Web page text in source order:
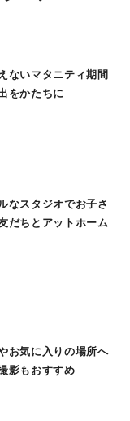
ないマタニティ期間
をかたちに
なスタジオでお子さ
だちとアットホーム
お気に入りの場所へ
影もおすすめ